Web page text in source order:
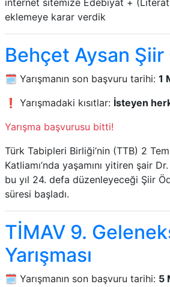
internet sitemize Edebiyat +
eklemeye karar verdik
Behçet Aysan Şiir
🗓️ Yarışmanın son başvuru tarihi: 1
❗ Yarışmadaki kısıtlar: İsteyen
Yarışma başvurusu bitti!
Türk Tabipleri Birliği’nin (TTB) 2
Katliamı’nda yaşamını yitiren şair
bu yıl 24. defa düzenleyeceği Şiir
süresi başladı.
TİMAV 9.
Yarışması
🗓️ Yarışmanın son başvuru tarihi: 5